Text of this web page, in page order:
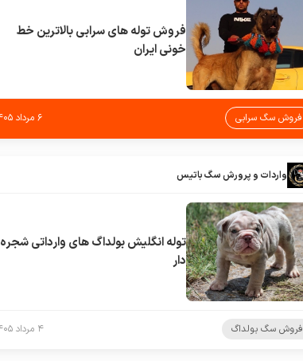
فروش توله های سرابی بالاترین خط
خونی ایران
فروش سگ سرابی ۶ مرداد ۱۴۰۵
واردات و پرورش سگ باتیس
توله انگلیش بولداگ های وارداتی شجره
دار
فروش سگ بولداگ ۴ مرداد ۱۴۰۵